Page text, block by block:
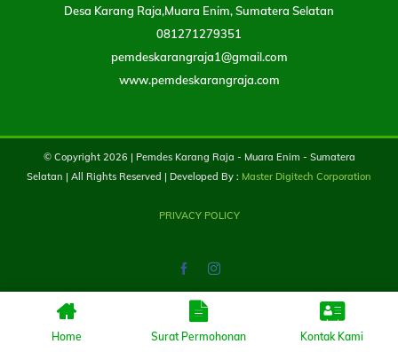
Desa Karang Raja,Muara Enim, Sumatera Selatan
081271279351
pemdeskarangraja1@gmail.com
www.pemdeskarangraja.com
© Copyright 2026 | Pemdes Karang Raja - Muara Enim - Sumatera
Selatan | All Rights Reserved | Developed By : Master Digitech Corporation
PRIVACY POLICY
FacebookInstagram
Home Surat Permohonan Kontak Kami